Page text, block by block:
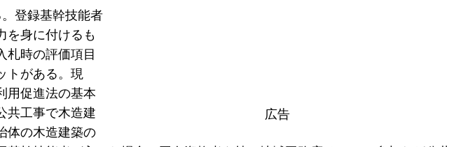
広告
登録基幹技能者
を身に付けるも
札時の評価項目
トがある。現
用促進法の基本
共工事で木造建
体の木造建築の